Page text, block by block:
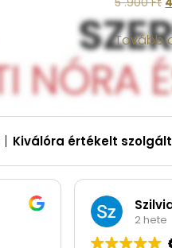
5 .900Ft
Tovább
Kiválóra értékelt
2 hete